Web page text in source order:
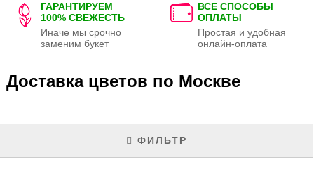
ГАРАНТИРУЕМ
100% СВЕЖЕСТЬ
Иначе мы срочно
заменим букет
ВСЕ СПОСОБЫ
ОПЛАТЫ
Простая и удобная
онлайн-оплата
Доставка цветов по Москве
ФИЛЬТР